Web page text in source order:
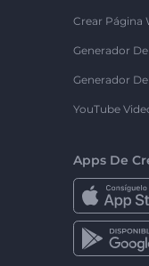
Crear Página
Generador
Generador
YouTube
Apps De